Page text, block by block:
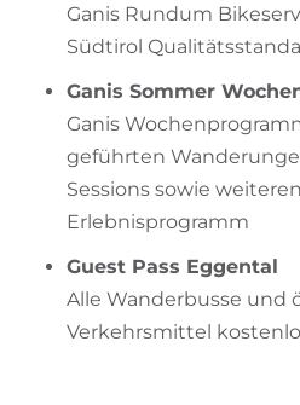
Ganis Rundum
Südtirol
Ganis Sommer
Ganis
geführten
Sessions sowie
Erlebnisprogramm
Guest Pass Eggental
Alle Wanderbusse und
Verkehrsmittel